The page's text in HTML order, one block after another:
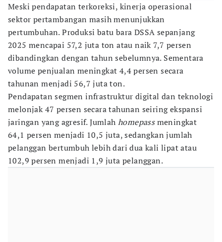
Meski pendapatan terkoreksi, kinerja operasional
sektor pertambangan masih menunjukkan
pertumbuhan. Produksi batu bara DSSA sepanjang
2025 mencapai 57,2 juta ton atau naik 7,7 persen
dibandingkan dengan tahun sebelumnya. Sementara
volume penjualan meningkat 4,4 persen secara
tahunan menjadi 56,7 juta ton.
Pendapatan segmen infrastruktur digital dan teknologi
melonjak 47 persen secara tahunan seiring ekspansi
jaringan yang agresif. Jumlah homepassmeningkat
64,1 persen menjadi 10,5 juta, sedangkan jumlah
pelanggan bertumbuh lebih dari dua kali lipat atau
102,9 persen menjadi 1,9 juta pelanggan.